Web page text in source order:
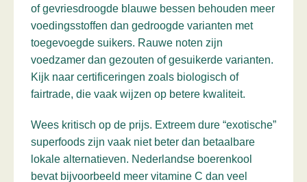
of gevriesdroogde blauwe bessen behouden meer
voedingsstoffen dan gedroogde varianten met
toegevoegde suikers. Rauwe noten zijn
voedzamer dan gezouten of gesuikerde varianten.
Kijk naar certificeringen zoals biologisch of
fairtrade, die vaak wijzen op betere kwaliteit.
Wees kritisch op de prijs. Extreem dure “exotische”
superfoods zijn vaak niet beter dan betaalbare
lokale alternatieven. Nederlandse boerenkool
bevat bijvoorbeeld meer vitamine C dan veel